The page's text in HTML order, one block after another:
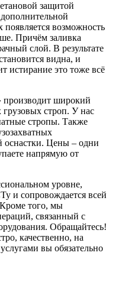
защитой
возможность
Причём заливка
слой. В результате
видна, и
истирание это тоже всё
широкий
строп. У нас
стропы. Также
оснастки. Цены – одни
напрямую от
уровне,
и сопровождается всей
того, мы
связанный с
Обращайтесь!
качественно, на
вы обязательно